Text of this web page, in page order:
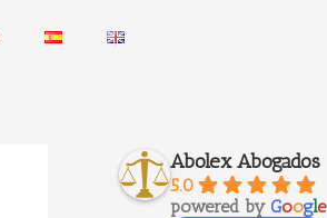
Abolex Abogados
5.0
powered by Google